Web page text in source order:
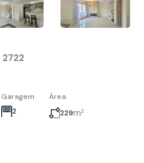
2722
Garagem
2
Área
229m²